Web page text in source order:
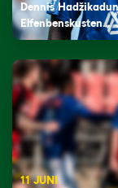
Dennis
Elfenbenskusten…
11 JUNI